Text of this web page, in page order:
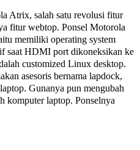
Atrix, salah satu revolusi fitur
fitur webtop. Ponsel Motorola
memiliki operating system
saat HDMI port dikoneksikan ke
customized Linux desktop.
asesoris bernama lapdock,
Gunanya pun mengubah
komputer laptop. Ponselnya